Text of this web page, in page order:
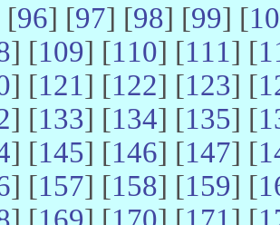
[96] [97] [98] [99] [
] [109] [110] [111] [
] [121] [122] [123] [
] [133] [134] [135] [
] [145] [146] [147] [
] [157] [158] [159] [